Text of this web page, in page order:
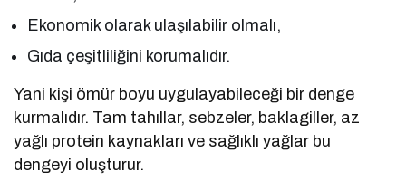
Ekonomik olarak ulaşılabilir olmalı,
Gıda çeşitliliğini korumalıdır.
Yani kişi ömür boyu uygulayabileceği bir denge
kurmalıdır. Tam tahıllar, sebzeler, baklagiller, az
yağlı protein kaynakları ve sağlıklı yağlar bu
dengeyi oluşturur.